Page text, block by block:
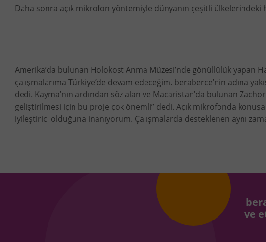
Daha sonra açık mikrofon yöntemiyle dünyanın çeşitli
Amerika’da bulunan Holokost Anma Müzesi’nde gönüllülük yapan
çalışmalarıma Türkiye’de devam edeceğim. beraberce’nin adına
dedi. Kayma’nın ardından söz alan ve Macaristan’da bulunan
geliştirilmesi için bu proje çok önemli” dedi. Açık mikrofonda
iyileştirici olduğuna inanıyorum. Çalışmalarda desteklenen aynı
ve